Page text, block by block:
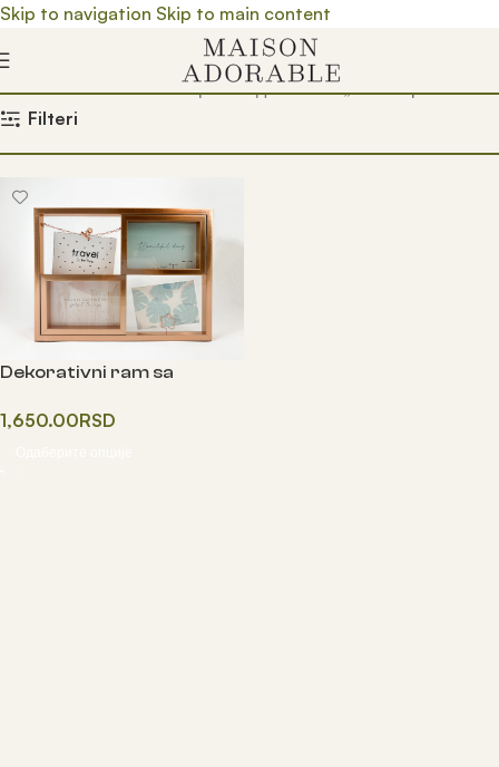
Skip to navigation Skip to main content
Почетна/ Prodavnica/ Производ oзначен „ram za poklon“
Filteri
Dekorativni ram sa
1,650.00RSD